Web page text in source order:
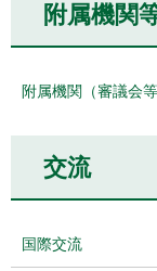
附属機関
附属機関（審議会
交流
国際交流